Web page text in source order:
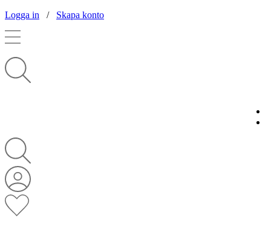
Logga in / Skapa konto